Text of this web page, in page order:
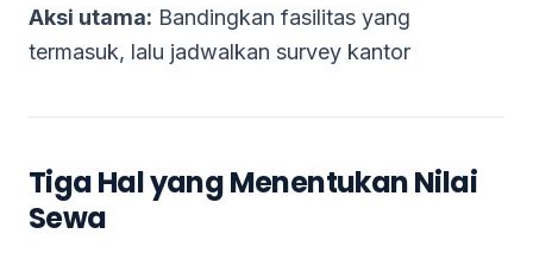
Aksi utama: Bandingkan fasilitas yang
termasuk, lalu jadwalkan survey kantor
Tiga Hal yang Menentukan Nilai
Sewa